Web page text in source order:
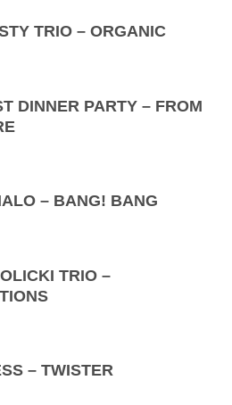
TRIO – ORGANIC
DINNER PARTY – FROM
– BANG! BANG
TRIO –
– TWISTER